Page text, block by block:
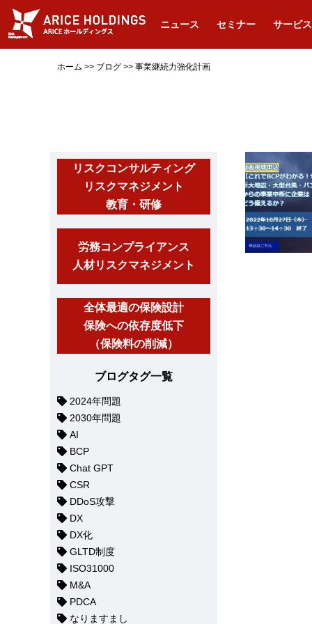
ニュース セミナー サービ
ホーム >> ブログ >> 事業継続力強化計画
リスクコンサルティング
リスクマネジメント
教育・研修
労務コンプライアンス
人材リスクマネジメント
全体最適の保険設計
保険への依存度低下
（保険料の削減）
ブログタグ一覧
2024年問題
2030年問題
AI
BCP
Chat GPT
CSR
DDoS攻撃
DX
DX化
GLTD制度
ISO31000
M&A
PDCA
なりますまし